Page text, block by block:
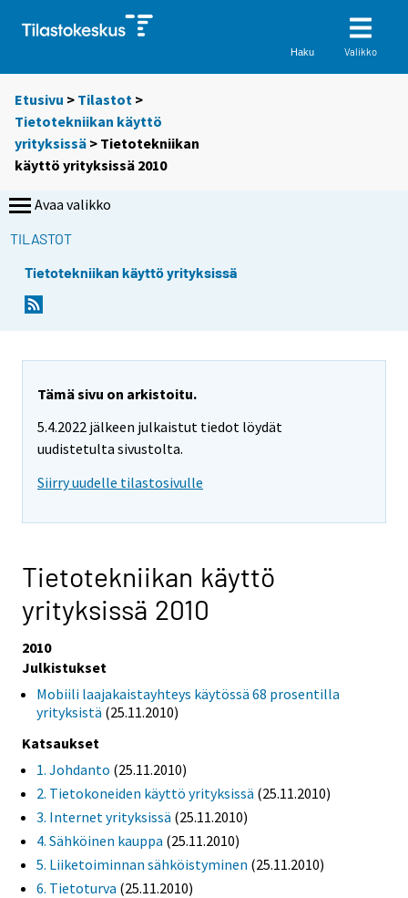
Haku Valikko
Etusivu > Tilastot >
Tietotekniikan käyttö
yrityksissä > Tietotekniikan
käyttö yrityksissä 2010
Avaa valikko
TILASTOT
Tietotekniikan käyttö yrityksissä
Tämä sivu on arkistoitu.
5.4.2022 jälkeen julkaistut tiedot löydät
uudistetulta sivustolta.
Siirry uudelle tilastosivulle
Tietotekniikan käyttö
yrityksissä 2010
2010
Julkistukset
Mobiili laajakaistayhteys käytössä 68 prosentilla
yrityksistä (25.11.2010)
Katsaukset
1. Johdanto (25.11.2010)
2. Tietokoneiden käyttö yrityksissä (25.11.2010)
3. Internet yrityksissä (25.11.2010)
4. Sähköinen kauppa (25.11.2010)
5. Liiketoiminnan sähköistyminen (25.11.2010)
6. Tietoturva (25.11.2010)